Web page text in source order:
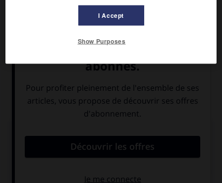
. La ville abrite un centre tertiaire dynamique mais
également un centre industriel varié qui oppose petites et
moyennes entreprises à de grandes entreprises dominées
automobile et du meuble.
Ville pittoresque, conservant des restes d'enceinte, des
Sainte-Foy, des demeures duxvi s. Bibliothèque humaniste
I Accept
Show Purposes